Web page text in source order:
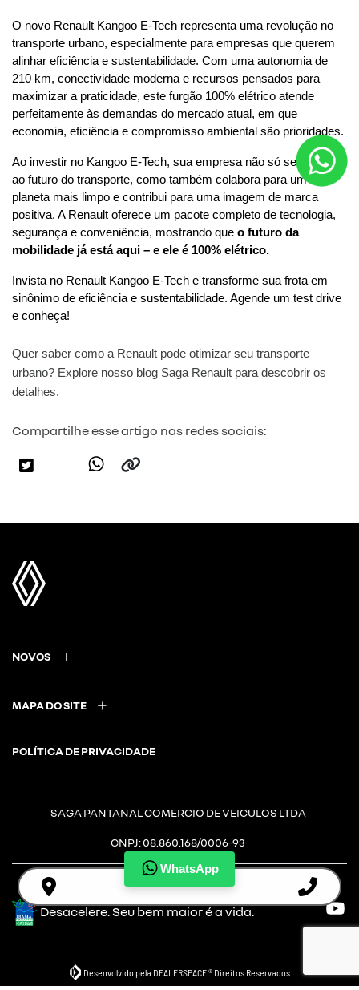
WhatsApp
O novo Renault Kangoo E-Tech representa uma revolução no
transporte urbano, especialmente para empresas que querem
alinhar eficiência e sustentabilidade. Com uma autonomia de
210 km, conectividade moderna e recursos pensados para
maximizar a praticidade, este furgão 100% elétrico atende
perfeitamente às demandas do mercado atual, em que
economia, eficiência e compromisso ambiental são prioridades.
Ao investir no Kangoo E-Tech, sua empresa não só se adapta
ao futuro do transporte, como também colabora para um
planeta mais limpo e contribui para uma imagem de marca
positiva. A Renault oferece um pacote completo de tecnologia,
segurança e conveniência, mostrando que o futuro da
mobilidade já está aqui – e ele é 100% elétrico.
Invista no Renault Kangoo E-Tech e transforme sua frota em
sinônimo de eficiência e sustentabilidade. Agende um test drive
e conheça!
Quer saber como a Renault pode otimizar seu transporte
urbano? Explore nosso blog Saga Renault para descobrir os
detalhes.
Compartilhe esse artigo nas redes sociais:
NOVOS
MAPA DO SITE
POLÍTICA DE PRIVACIDADE
SAGA PANTANAL COMERCIO DE VEICULOS LTDA
CNPJ: 08.860.168/0006-93
Desacelere. Seu bem maior é a vida.
Desenvolvido pela DEALERSPACE ® Direitos Reservados.